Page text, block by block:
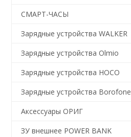
СМАРТ-ЧАСЫ
Зарядные устройства WALKER
Зарядные устройства Olmio
Зарядные устройства HOCO
Зарядные устройства Borofone
Аксессуары ОРИГ
ЗУ внешнее POWER BANK